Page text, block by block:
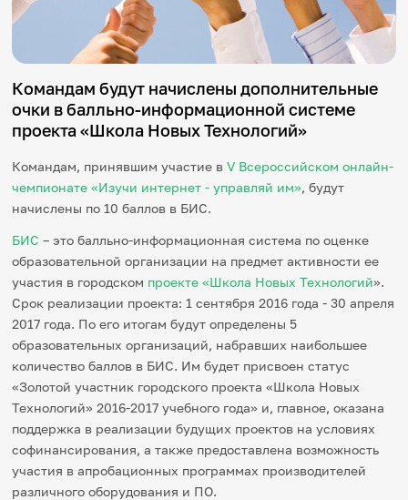
Игры и тренажеры
Игра «Знания»
Викторина
Словарь
Настолка
Комиксы
Педагогам
Школа наставников
IT-урок
Методика
Секреты кода
Незрячим
English
Регистрация Вход
Задать вопрос
Командам будут начислены дополнительные
очки в балльно-информационной системе
проекта «Школа Новых Технологий»
Командам, принявшим участие вV Всероссийском онлайн-
чемпионате «Изучи интернет - управляй им», будут
начислены по 10 баллов в БИС.
БИС – это балльно-информационная система по оценке
образовательной организации на предмет активности ее
участия в городском проекте «Школа Новых Технологий».
Срок реализации проекта: 1 сентября 2016 года - 30 апреля
2017 года. По его итогам будут определены 5
образовательных организаций, набравших наибольшее
количество баллов в БИС. Им будет присвоен статус
«Золотой участник городского проекта «Школа Новых
Технологий» 2016-2017 учебного года» и, главное, оказана
поддержка в реализации будущих проектов на условиях
софинансирования, а также предоставлена возможность
участия в апробационных программах производителей
различного оборудования и ПО.